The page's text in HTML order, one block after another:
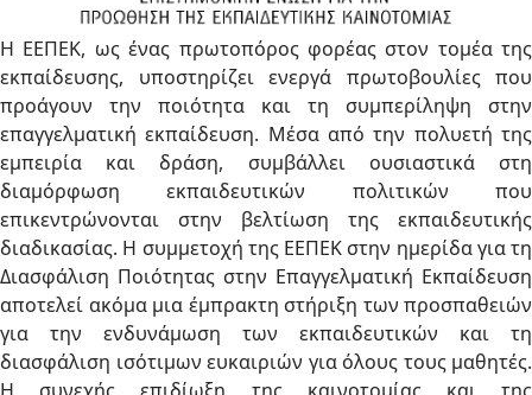
Η ΕΕΠΕΚ, ως ένας πρωτοπόρος φορέας στον τομέα της
εκπαίδευσης, υποστηρίζει ενεργά πρωτοβουλίες που
προάγουν την ποιότητα και τη συμπερίληψη στην
επαγγελματική εκπαίδευση. Μέσα από την πολυετή της
εμπειρία και δράση, συμβάλλει ουσιαστικά στη
διαμόρφωση εκπαιδευτικών πολιτικών που
επικεντρώνονται στην βελτίωση της εκπαιδευτικής
διαδικασίας. Η συμμετοχή της ΕΕΠΕΚ στην ημερίδα για τη
Διασφάλιση Ποιότητας στην Επαγγελματική Εκπαίδευση
αποτελεί ακόμα μια έμπρακτη στήριξη των προσπαθειών
για την ενδυνάμωση των εκπαιδευτικών και τη
διασφάλιση ισότιμων ευκαιριών για όλους τους μαθητές.